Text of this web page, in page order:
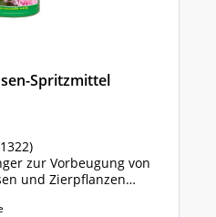
Spritzmittel
zur Vorbeugung von
und Zierpflanzen